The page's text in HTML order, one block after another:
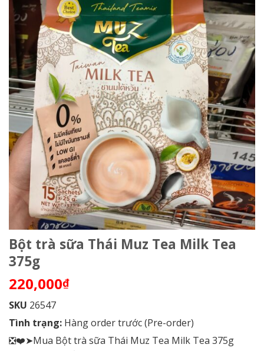
Bột trà sữa Thái Muz Tea Milk Tea
375g
220,000₫
SKU 26547
Tình trạng: Hàng order trước (Pre-order)
❎❤️➤Mua Bột trà sữa Thái Muz Tea Milk Tea 375g